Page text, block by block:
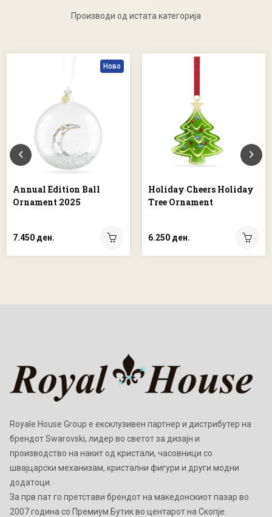
Производи од истата категорија
Ново
Annual Edition Ball
Ornament 2025
7.450 ден.
Holiday Cheers Holiday
Tree Ornament
6.250 ден.
Royale House Group е ексклузивен партнер и дистрибутер на
брендот Swarovski, лидер во светот за дизајн и
производство на накит од кристали, часовници со
швајцарски механизам, кристални фигури и други модни
додатоци.
Зa прв пат го претстави брендот на македонскиот пазар во
2007 година со Премиум Бутик во центарот на Скопје.